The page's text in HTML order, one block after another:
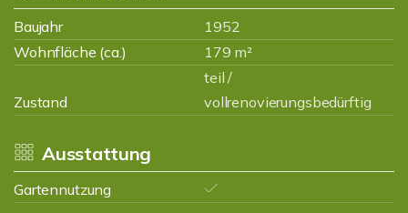
Baujahr
1952
Wohnfläche (ca.)
179 m²
Zustand
teil /
vollrenovierungsbedürftig
Ausstattung
Gartennutzung